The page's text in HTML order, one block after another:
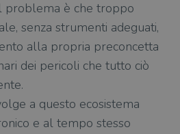
problema è che troppo
senza strumenti adeguati,
alla propria preconcetta
dei pericoli che tutto ciò
a questo ecosistema
e al tempo stesso